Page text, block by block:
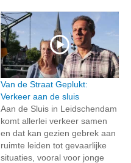
Van de Straat Geplukt:
Verkeer aan de sluis
Aan de Sluis in Leidschendam
komt allerlei verkeer samen
en dat kan gezien gebrek aan
ruimte leiden tot gevaarlijke
situaties, vooral voor jonge